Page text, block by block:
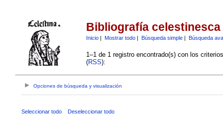
Bibliografía celestinesca
Inicio| Mostrar todo| Búsqueda simple| Búsqueda
1–1 de 1 registro encontrado(s) con los
(RSS):
Opciones de búsqueda y visualización
Seleccionar todo Deseleccionar todo